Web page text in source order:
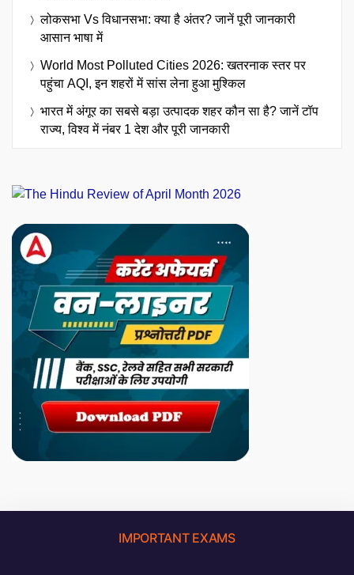
लोकसभा Vs विधानसभा: क्या है अंतर? जानें पूरी जानकारी
आसान भाषा में
World Most Polluted Cities 2026: खतरनाक स्तर पर
पहुंचा AQI, इन शहरों में सांस लेना हुआ मुश्किल
भारत में अंगूर का सबसे बड़ा उत्पादक शहर कौन सा है? जानें टॉप
राज्य, विश्व में नंबर 1 देश और पूरी जानकारी
IMPORTANT EXAMS